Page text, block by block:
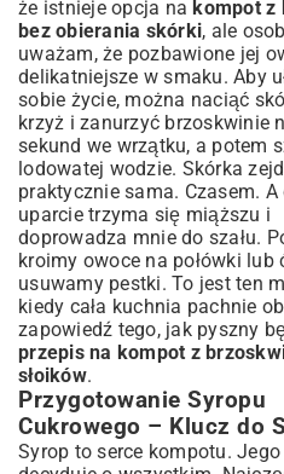
że istnieje opcja na kompot z
bez obierania skórki, ale
uważam, że pozbawione jej
delikatniejsze w smaku. Aby
sobie życie, można naciąć
krzyż i zanurzyć brzoskwinie
sekund we wrzątku, a potem
lodowatej wodzie. Skórka
praktycznie sama. Czasem. A
uparcie trzyma się miąższu i
doprowadza mnie do szału.
kroimy owoce na połówki lub
usuwamy pestki. To jest ten
kiedy cała kuchnia pachnie
zapowiedź tego, jak pyszny
przepis na kompot z
słoików.
Przygotowanie Syropu
Cukrowego – Klucz do
Syrop to serce kompotu. Jego